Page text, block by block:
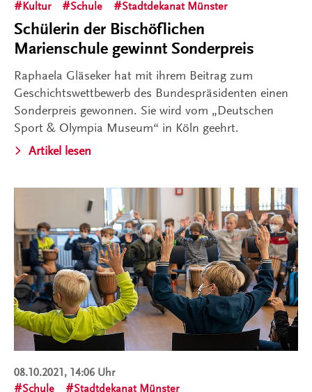
Kultur Schule Stadtdekanat Münster
Schülerin der Bischöflichen
Marienschule gewinnt Sonderpreis
Raphaela Gläseker hat mit ihrem Beitrag zum
Geschichtswettbewerb des Bundespräsidenten einen
Sonderpreis gewonnen. Sie wird vom „Deutschen
Sport & Olympia Museum“ in Köln geehrt.
Artikel lesen
08.10.2021, 14:06 Uhr
Schule
Stadtdekanat Münster